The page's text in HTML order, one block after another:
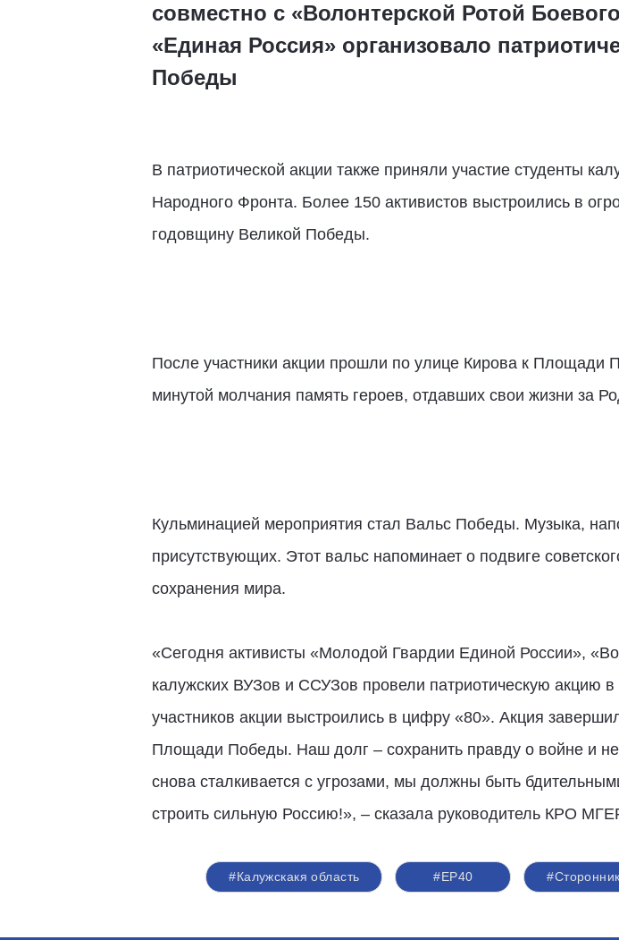
совместно с «Волонтерской Ротой
«Единая Россия» организовало
Победы
В патриотической акции также приняли участие студенты
Народного Фронта. Более 150 активистов выстроились в
годовщину Великой Победы.
После участники акции прошли по улице Кирова к Площади
минутой молчания память героев, отдавших свои жизни за
Кульминацией мероприятия стал Вальс Победы. Музыка,
присутствующих. Этот вальс напоминает о подвиге
сохранения мира.
«Сегодня активисты «Молодой Гвардии Единой России»,
калужских ВУЗов и ССУЗов провели патриотическую акцию
участников акции выстроились в цифру «80». Акция
Площади Победы. Наш долг – сохранить правду о войне и не
снова сталкивается с угрозами, мы должны быть
строить сильную Россию!», – сказала руководитель КРО
#Калужскакя область #ЕР40